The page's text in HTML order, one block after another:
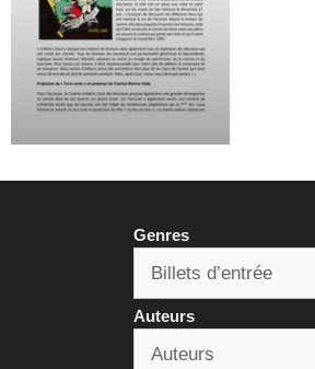
Genres
Auteurs